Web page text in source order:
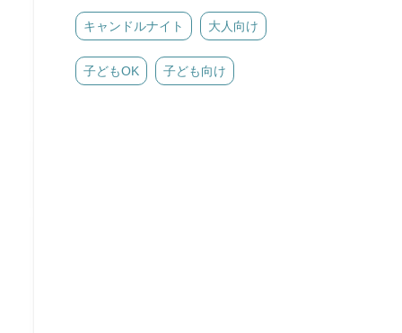
キャンドルナイト 大人向け
子どもOK 子ども向け